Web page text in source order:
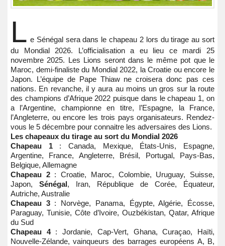
L e Sénégal sera dans le chapeau 2 lors du tirage au sort
du Mondial 2026. L’officialisation a eu lieu ce mardi 25
novembre 2025. Les Lions seront dans le même pot que le
Maroc, demi-finaliste du Mondial 2022, la Croatie ou encore le
Japon. L’équipe de Pape Thiaw ne croisera donc pas ces
nations. En revanche, il y aura au moins un gros sur la route
des champions d’Afrique 2022 puisque dans le chapeau 1, on
a l’Argentine, championne en titre, l’Espagne, la France,
l’Angleterre, ou encore les trois pays organisateurs. Rendez-
vous le 5 décembre pour connaitre les adversaires des Lions.
Les chapeaux du tirage au sort du Mondial 2026
Chapeau 1: Canada, Mexique, États-Unis, Espagne,
Argentine, France, Angleterre, Brésil, Portugal, Pays-Bas,
Belgique, Allemagne
Chapeau 2: Croatie, Maroc, Colombie, Uruguay, Suisse,
Japon, Sénégal, Iran, République de Corée, Équateur,
Autriche, Australie
Chapeau 3: Norvège, Panama, Égypte, Algérie, Écosse,
Paraguay, Tunisie, Côte d’Ivoire, Ouzbékistan, Qatar, Afrique
du Sud
Chapeau 4: Jordanie, Cap-Vert, Ghana, Curaçao, Haïti,
Nouvelle-Zélande, vainqueurs des barrages européens A, B,